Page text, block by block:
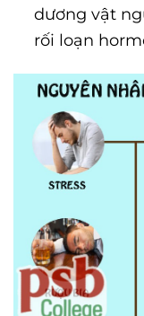
dương vật
rối loạn